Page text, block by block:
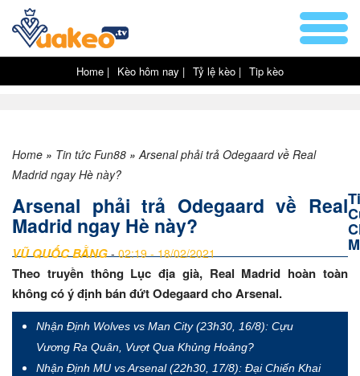
Home | Kèo hôm nay | Tỷ lệ kèo | Tip kèo
Home » Tin tức Fun88 »Arsenal phải trả Odegaard về Real
Madrid ngay Hè này?
Arsenal phải trả Odegaard về Real
Madrid ngay Hè này?
VŨ QUỐC BẰNG-02:19 - 18/02/2021
Theo truyền thông Lục địa già, Real Madrid hoàn toàn
không có ý định bán đứt Odegaard cho Arsenal.
Nhận Định Wolves vs Man City (23h30, 16/8): Cựu
Vương Ra Quân, Vượt Qua Khủng Hoảng?
Nhận Định MU vs Arsenal (22h30, 17/8): Đại Chiến Khai